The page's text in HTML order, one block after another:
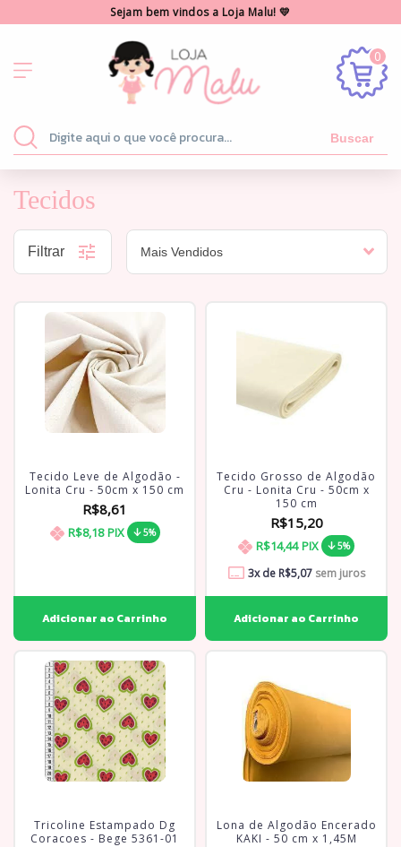
Sejam bem vindos a Loja Malu! 💛
0
Buscar
Tecidos
Filtrar
Tecido Leve de Algodão -
Lonita Cru - 50cm x 150 cm
R$8,61
R$8,18 PIX 5%
Tecido Grosso de Algodão
Cru - Lonita Cru - 50cm x
150 cm
R$15,20
R$14,44 PIX 5%
3x de R$5,07sem juros
Tricoline Estampado Dg
Coracoes - Bege 5361-01
Lona de Algodão Encerado
KAKI - 50 cm x 1,45M